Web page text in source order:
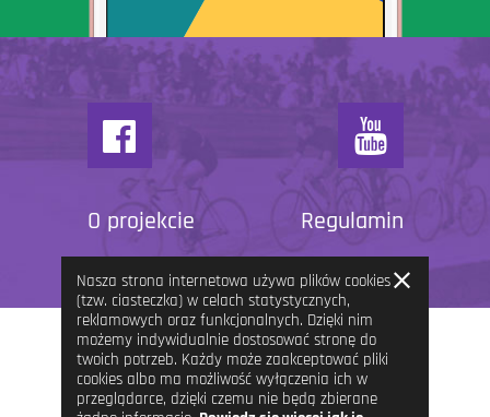
O projekcie Regulamin
Nasza strona internetowa używa plików cookies
(tzw. ciasteczka) w celach statystycznych,
reklamowych oraz funkcjonalnych. Dzięki nim
możemy indywidualnie dostosować stronę do
twoich potrzeb. Każdy może zaakceptować pliki
cookies albo ma możliwość wyłączenia ich w
przeglądarce, dzięki czemu nie będą zbierane